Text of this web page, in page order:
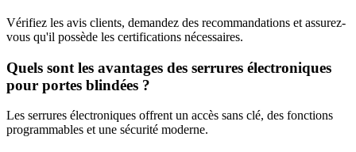
Vérifiez les avis clients, demandez des recommandations et assurez-
vous qu'il possède les certifications nécessaires.
Quels sont les avantages des serrures électroniques
pour portes blindées ?
Les serrures électroniques offrent un accès sans clé, des fonctions
programmables et une sécurité moderne.